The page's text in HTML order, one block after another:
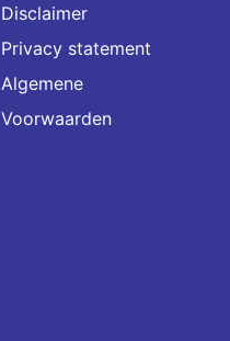
Disclaimer
Privacy statement
Algemene
Voorwaarden